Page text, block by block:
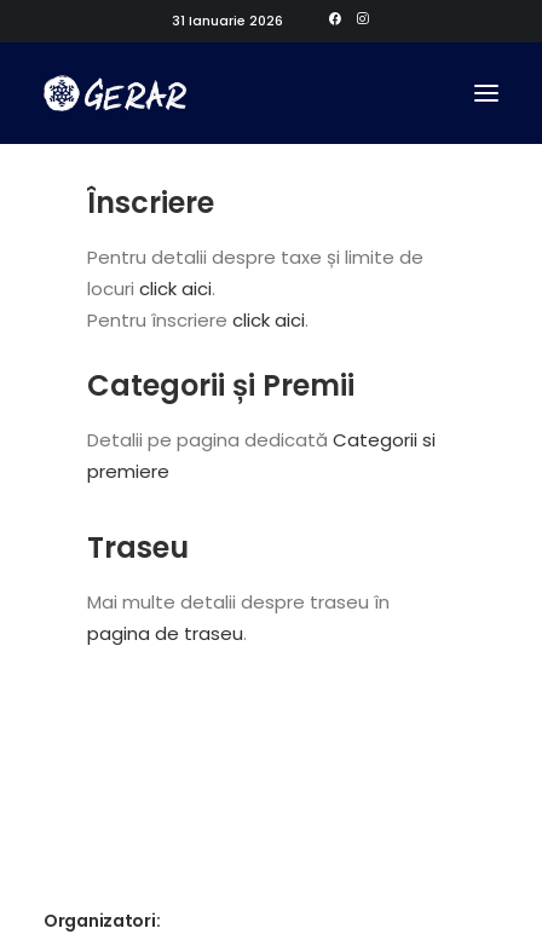
31 Ianuarie 2026
Înscriere
Pentru detalii despre taxe și limite de
locuri click aici.
Pentru înscriere click aici.
Categorii și Premii
Detalii pe pagina dedicată Categorii si
premiere
Traseu
Mai multe detalii despre traseu în
pagina de traseu.
Organizatori: